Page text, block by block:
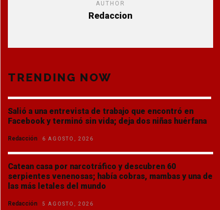
AUTHOR
Redaccion
TRENDING NOW
Salió a una entrevista de trabajo que encontró en
Facebook y terminó sin vida; deja dos niñas huérfana
Redacción 6 AGOSTO, 2026
Catean casa por narcotráfico y descubren 60
serpientes venenosas; había cobras, mambas y una de
las más letales del mundo
Redacción 5 AGOSTO, 2026